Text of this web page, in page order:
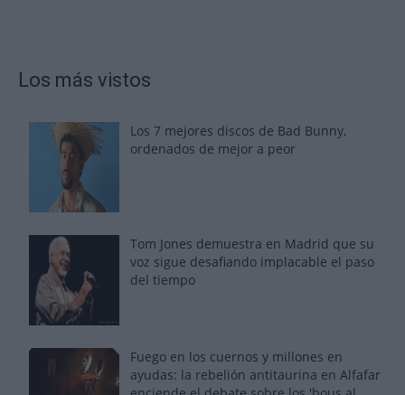
Los más vistos
Los 7 mejores discos de Bad Bunny,
ordenados de mejor a peor
Tom Jones demuestra en Madrid que su
voz sigue desafiando implacable el paso
del tiempo
Fuego en los cuernos y millones en
ayudas: la rebelión antitaurina en Alfafar